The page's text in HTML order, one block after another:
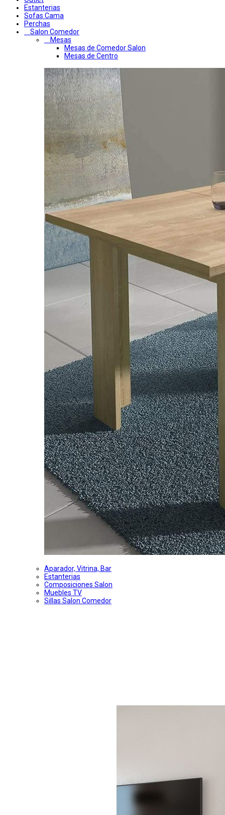
Estanterias
Sofas Cama
Perchas
Salon Comedor
Mesas
Mesas de Comedor Salon
Mesas de Centro
Aparador, Vitrina, Bar
Estanterias
Composiciones Salon
Muebles TV
Sillas Salon Comedor